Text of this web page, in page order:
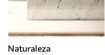
Naturaleza